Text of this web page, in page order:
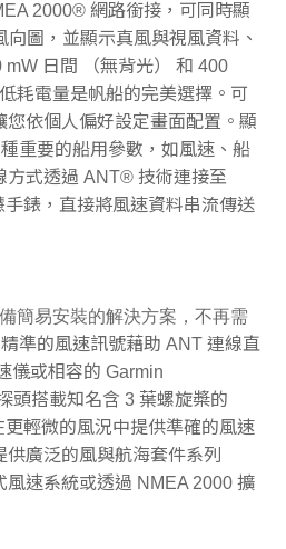
2000® 網路銜接，可同時顯
圖，並顯示真風與視風資料、
日間 （無背光） 和 400
耗電量是帆船的完美選擇。可
您依個人偏好設定畫面配置。顯
重要的船用參數，如風速、船
方式透過 ANT® 技術連接至
手錶，直接將風速資料串流傳送
簡易安裝的解決方案，不再需
準的風速訊號藉助 ANT 連線直
儀或相容的 Garmin
頭搭載知名含 3 葉螺旋槳的
輕微的風況中提供準確的風速
廣泛的風與航海套件系列
風速系統或透過 NMEA 2000 擴